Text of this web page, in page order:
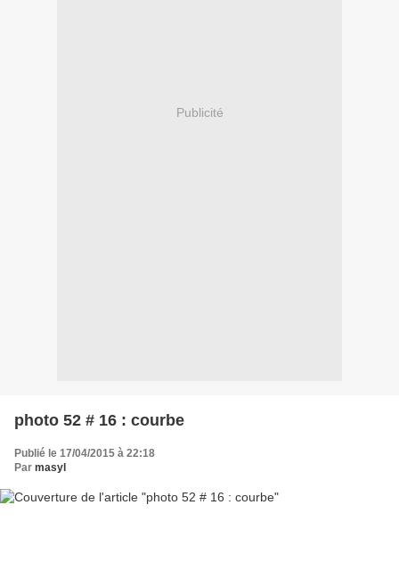
Publicité
photo 52 # 16 : courbe
Publié le 17/04/2015 à 22:18
Par masyl